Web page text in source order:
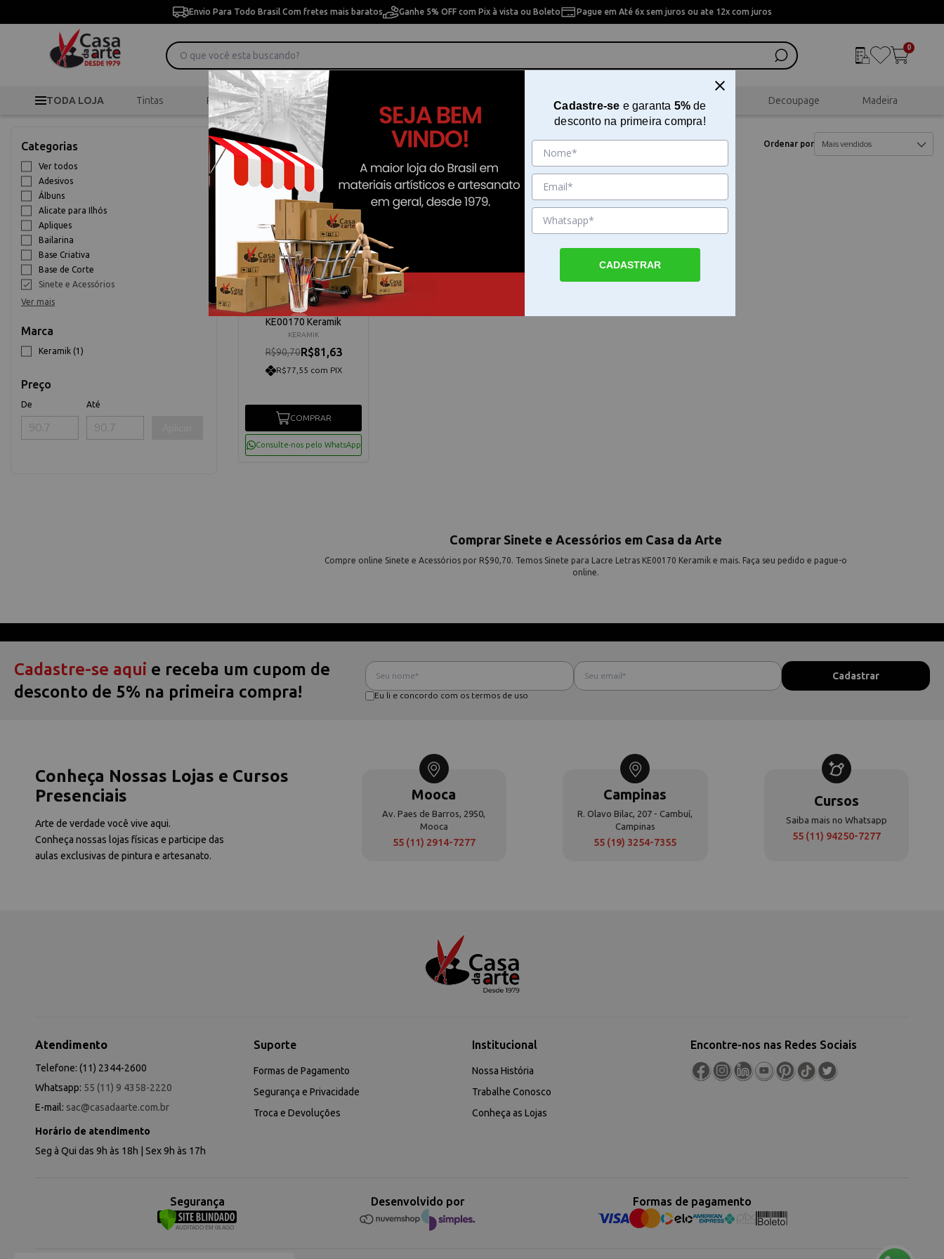
Envio Para Todo Brasil Com fretes mais baratos Ganhe 5% OFF com Pix à vista ou Boleto Pague em Até 6x sem juros ou ate 12x com juros
0
TODA LOJA Tintas Pincéis Desenho Pintura Artesanal Scrapbook Decoupage Madeira
Categorias
Ver todos
Adesivos
Álbuns
Alicate para Ilhós
Apliques
Bailarina
Base Criativa
Base de Corte
Sinete e Acessórios
Ver mais
Marca
Keramik (1)
Preço
De Até
Início > Scrapbook > Sinete e Acessórios
Sinete e Acessórios Ordenar por
10% OFF
Sinete para Lacre Letras
KE00170 Keramik
KERAMIK
R$90,70R$81,63
R$77,55 com PIX
COMPRAR
Consulte-nos pelo WhatsApp
Comprar Sinete e Acessórios em Casa da Arte
Compre online Sinete e Acessórios por R$90,70. Temos Sinete para Lacre Letras KE00170 Keramik e mais. Faça seu pedido e pague-o
online.
Cadastre-se aqui e receba um cupom de
desconto de 5% na primeira compra!
Eu li e concordo com os termos de uso
Conheça Nossas Lojas e Cursos
Presenciais
Arte de verdade você vive aqui.
Conheça nossas lojas físicas e participe das
aulas exclusivas de pintura e artesanato.
Mooca
Av. Paes de Barros, 2950,
Mooca
55 (11) 2914-7277
Campinas
R. Olavo Bilac, 207 - Cambuí,
Campinas
55 (19) 3254-7355
Cursos
Saiba mais no Whatsapp
55 (11) 94250-7277
Atendimento
Telefone: (11) 2344-2600
Whatsapp: 55 (11) 9 4358-2220
E-mail: sac@casadaarte.com.br
Horário de atendimento
Seg à Qui das 9h às 18h | Sex 9h às 17h
Suporte
Formas de Pagamento
Segurança e Privacidade
Troca e Devoluções
Institucional
Nossa História
Trabalhe Conosco
Conheça as Lojas
Encontre-nos nas Redes Sociais
Segurança Desenvolvido por Formas de pagamento
Cadastre-se e garanta 5%de
desconto na primeira compra!
CADASTRAR